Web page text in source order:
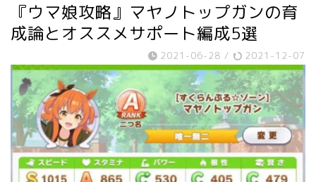
『ウマ娘攻略』マヤノトップガンの育
成論とオススメサポート編成5選
2021-06-28 / 2021-12-07